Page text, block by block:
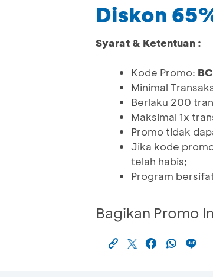
Diskon
Syarat & Ketentuan :
Kode Promo:
Minimal
Berlaku 200
Maksimal 1x
Promo tidak
Jika kode
telah habis;
Program
Bagikan Promo